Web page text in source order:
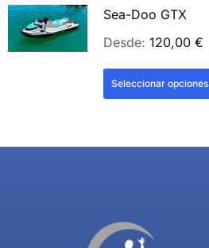
Sea-Doo GTX
Desde: 120,00 €
Seleccionar opciones